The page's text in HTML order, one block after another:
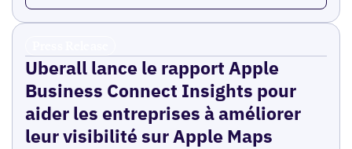
Uberall lance le rapport Apple
Business Connect Insights pour
aider les entreprises à améliorer
leur visibilité sur Apple Maps